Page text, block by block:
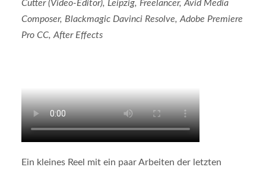
Cutter (Video-Editor), Leipzig, Freelancer, Avid Media
Composer, Blackmagic Davinci Resolve, Adobe Premiere
Pro CC, After Effects
Ein kleines Reel mit ein paar Arbeiten der letzten